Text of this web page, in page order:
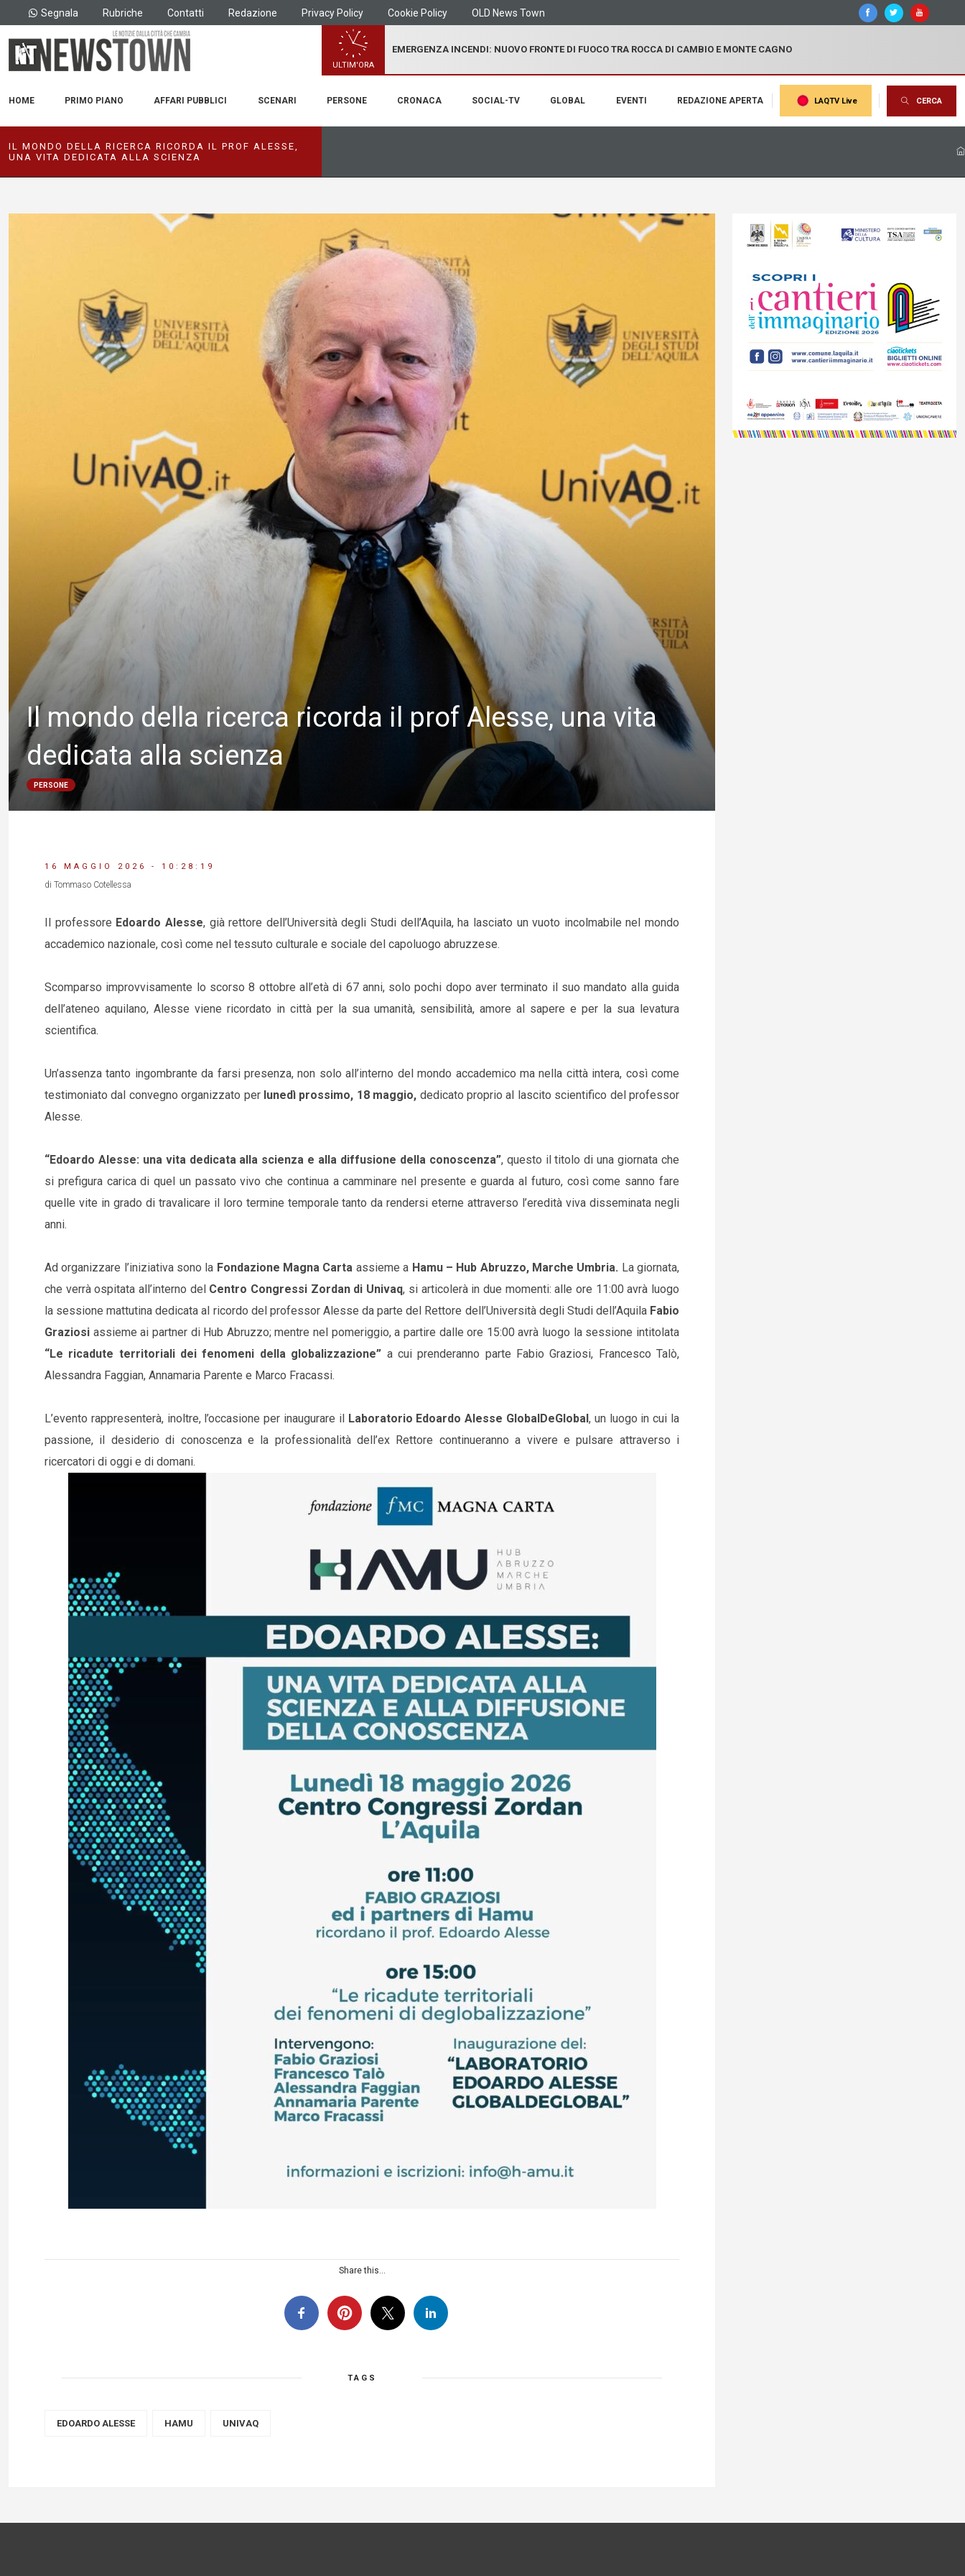
Segnala Rubriche Contatti Redazione Privacy Policy Cookie Policy OLD News Town
ULTIM'ORA
EMERGENZA INCENDI: NUOVO FRONTE DI FUOCO TRA ROCCA DI CAMBIO E MONTE CAGNO
HOME PRIMO PIANO AFFARI PUBBLICI SCENARI PERSONE CRONACA SOCIAL-TV GLOBAL EVENTI REDAZIONE APERTA LAQTV Live CERCA
IL MONDO DELLA RICERCA RICORDA IL PROF ALESSE,
UNA VITA DEDICATA ALLA SCIENZA
Il mondo della ricerca ricorda il prof Alesse, una vita
dedicata alla scienza
PERSONE
16 MAGGIO 2026 - 10:28:19
di Tommaso Cotellessa
Il professore Edoardo Alesse, già rettore dell’Università degli Studi dell’Aquila, ha lasciato un vuoto incolmabile nel mondo
accademico nazionale, così come nel tessuto culturale e sociale del capoluogo abruzzese.
Scomparso improvvisamente lo scorso 8 ottobre all’età di 67 anni, solo pochi dopo aver terminato il suo mandato alla guida
dell’ateneo aquilano, Alesse viene ricordato in città per la sua umanità, sensibilità, amore al sapere e per la sua levatura
scientifica.
Un’assenza tanto ingombrante da farsi presenza, non solo all’interno del mondo accademico ma nella città intera, così come
testimoniato dal convegno organizzato perlunedì prossimo, 18 maggio, dedicato proprio al lascito scientifico del professor
Alesse.
“Edoardo Alesse: una vita dedicata alla scienza e alla diffusione della conoscenza”, questo il titolo di una giornata che
si prefigura carica di quel un passato vivo che continua a camminare nel presente e guarda al futuro, così come sanno fare
quelle vite in grado di travalicare il loro termine temporale tanto da rendersi eterne attraverso l’eredità viva disseminata negli
anni.
Ad organizzare l’iniziativa sono la Fondazione Magna Carta assieme a Hamu – Hub Abruzzo, Marche Umbria. La giornata,
che verrà ospitata all’interno delCentro Congressi Zordan di Univaq, si articolerà in due momenti: alle ore 11:00 avrà luogo
la sessione mattutina dedicata al ricordo del professor Alesse da parte del Rettore dell’Università degli Studi dell’AquilaFabio
Graziosi assieme ai partner di Hub Abruzzo; mentre nel pomeriggio, a partire dalle ore 15:00 avrà luogo la sessione intitolata
“Le ricadute territoriali dei fenomeni della globalizzazione” a cui prenderanno parte Fabio Graziosi, Francesco Talò,
Alessandra Faggian, Annamaria Parente e Marco Fracassi.
L’evento rappresenterà, inoltre, l’occasione per inaugurare il Laboratorio Edoardo Alesse GlobalDeGlobal, un luogo in cui la
passione, il desiderio di conoscenza e la professionalità dell’ex Rettore continueranno a vivere e pulsare attraverso i
ricercatori di oggi e di domani.
Share this...
TAGS
EDOARDO ALESSE HAMU UNIVAQ